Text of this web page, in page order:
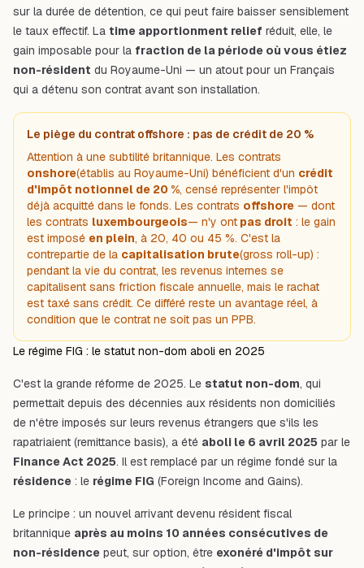
sur la durée de détention, ce qui peut faire baisser sensiblement
le taux effectif. La time apportionment relief réduit, elle, le
gain imposable pour la fraction de la période où vous étiez
non-résident du Royaume-Uni — un atout pour un Français
qui a détenu son contrat avant son installation.
Le piège du contrat offshore : pas de crédit de 20 %
Attention à une subtilité britannique. Les contrats
onshore(établis au Royaume-Uni) bénéficient d'un crédit
d'impôt notionnel de 20 %, censé représenter l'impôt
déjà acquitté dans le fonds. Les contrats offshore — dont
les contrats luxembourgeois— n'y ont pas droit : le gain
est imposé en plein, à 20, 40 ou 45 %. C'est la
contrepartie de la capitalisation brute(gross roll-up) :
pendant la vie du contrat, les revenus internes se
capitalisent sans friction fiscale annuelle, mais le rachat
est taxé sans crédit. Ce différé reste un avantage réel, à
condition que le contrat ne soit pas un PPB.
Le régime FIG : le statut non-dom aboli en 2025
C'est la grande réforme de 2025. Le statut non-dom, qui
permettait depuis des décennies aux résidents non domiciliés
de n'être imposés sur leurs revenus étrangers que s'ils les
rapatriaient (remittance basis), a été aboli le 6 avril 2025 par le
Finance Act 2025. Il est remplacé par un régime fondé sur la
résidence : le régime FIG (Foreign Income and Gains).
Le principe : un nouvel arrivant devenu résident fiscal
britannique après au moins 10 années consécutives de
non-résidence peut, sur option, être exonéré d'impôt sur